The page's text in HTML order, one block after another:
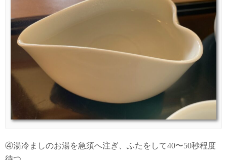
④湯冷ましのお湯を急須へ注ぎ、ふたをして40〜50秒程度